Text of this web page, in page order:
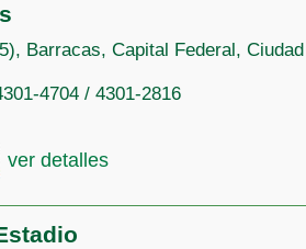
Barracas, Capital Federal,
4704 / 4301-2816
ver detalles